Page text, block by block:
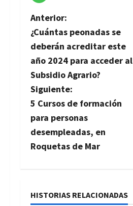
N
a
v
e
g
a
c
ó
Anterior:
¿Cuántas peonadas se
deberán acreditar este
año 2024 para acceder al
Subsidio Agrario?
Siguiente:
5 Cursos de formación
para personas
desempleadas, en
Roquetas de Mar
HISTORIAS RELACIONADAS